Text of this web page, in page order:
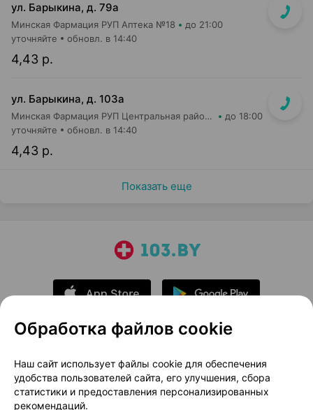
ул. Барыкина, д. 79а
Минская Фармация РУП Аптека №18 до 21:00
4,43 р.
уточняйте обновл. в 14:40
ул. Барыкина, д. 103а
Минская Фармация РУП Центральная районная аптека №20 до 18:00
4,43 р.
уточняйте обновл. в 14:40
Показать еще
О проекте
Новости проекта
Размещение рекламы
Медицинский маркетинг
Публичный договор
Доставка
Обработка файлов cookie
Наш сайт использует файлы cookie для обеспечения
удобства пользователей сайта, его улучшения, сбора
статистики и предоставления персонализированных
рекомендаций.